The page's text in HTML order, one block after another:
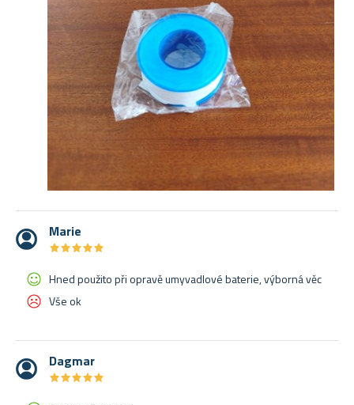
Marie
★★★★★
★★★★★
Hned použito při opravě umyvadlové baterie, výborná věc
Vše ok
Dagmar
★★★★★
★★★★★